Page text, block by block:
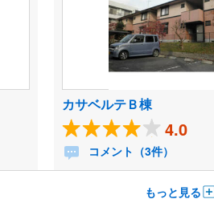
カサベルテＢ棟
4.0
コメント（3件）
もっと見る